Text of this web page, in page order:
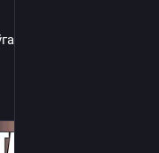
чакаць і ўжо